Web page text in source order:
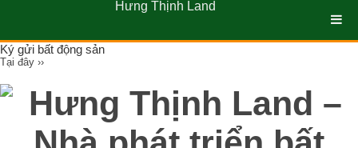
Ký gửi bất động sản
Tại đây ››
Hưng Thịnh Land